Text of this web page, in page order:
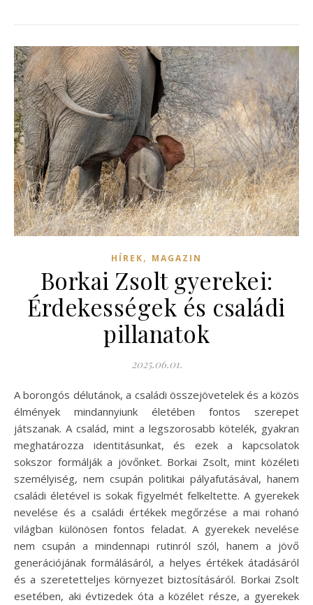
HÍREK, MAGAZIN
Borkai Zsolt gyerekei:
Érdekességek és családi
pillanatok
2025.06.01.
A borongós délutánok, a családi összejövetelek és a közös
élmények mindannyiunk életében fontos szerepet
játszanak. A család, mint a legszorosabb kötelék, gyakran
meghatározza identitásunkat, és ezek a kapcsolatok
sokszor formálják a jövőnket. Borkai Zsolt, mint közéleti
személyiség, nem csupán politikai pályafutásával, hanem
családi életével is sokak figyelmét felkeltette. A gyerekek
nevelése és a családi értékek megőrzése a mai rohanó
világban különösen fontos feladat. A gyerekek nevelése
nem csupán a mindennapi rutinról szól, hanem a jövő
generációjának formálásáról, a helyes értékek átadásáról
és a szeretetteljes környezet biztosításáról. Borkai Zsolt
esetében, aki évtizedek óta a közélet része, a gyerekek